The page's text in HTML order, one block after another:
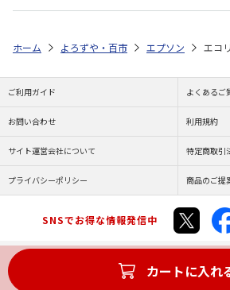
カートに入れ
ホーム よろずや・百市 エプソン エコ
ご利用ガイド よくあるご
お問い合わせ 利用規約
サイト運営会社について 特定商取引
プライバシーポリシー 商品のご提
SNSでお得な情報発信中